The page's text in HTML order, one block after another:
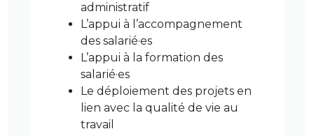
administratif
L’appui à l’accompagnement
des salarié·es
L’appui à la formation des
salarié·es
Le déploiement des projets en
lien avec la qualité de vie au
travail